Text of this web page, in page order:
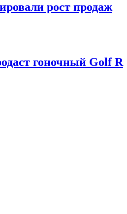
рост продаж
гоночный Golf R